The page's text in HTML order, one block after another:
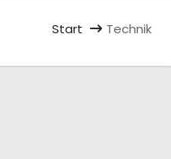
Start Technik